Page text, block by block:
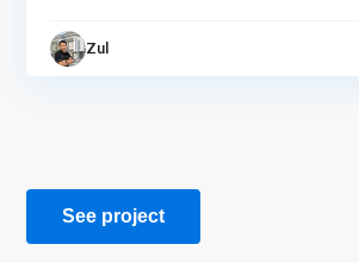
Zul
See project